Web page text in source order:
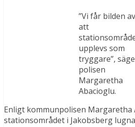
”Vi får bilden av
att
upplevs som
tryggare”,
polisen
Margaretha
Abacioglu.
Enligt kommunpolisen Margaretha
stationsområdet i Jakobsberg